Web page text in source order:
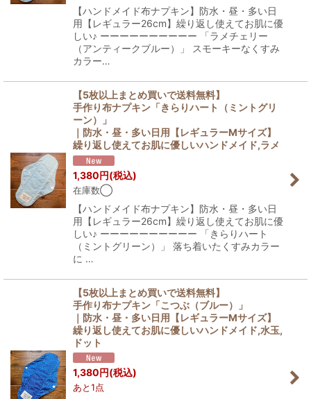
【ハンドメイド布ナプキン】防水・昼・多い日
用【レギュラー26cm】繰り返し使えてお肌に優
しい♪ ーーーーーーーーーー 「ラメチェリー
（アンティークブルー）」 スモーキーなくすみ
カラー…
【5枚以上まとめ買いで送料無料】
手作り布ナプキン「きらりハート（ミントグリ
ーン）」
｜防水・昼・多い日用【レギュラーMサイズ】
繰り返し使えてお肌に優しいハンドメイド,ラメ
1,380円(税込)
在庫数◯
【ハンドメイド布ナプキン】防水・昼・多い日
用【レギュラー26cm】繰り返し使えてお肌に優
しい♪ ーーーーーーーーーー 「きらりハート
（ミントグリーン）」 落ち着いたくすみカラー
に …
【5枚以上まとめ買いで送料無料】
手作り布ナプキン「こつぶ（ブルー）」
｜防水・昼・多い日用【レギュラーMサイズ】
繰り返し使えてお肌に優しいハンドメイド,水玉,
ドット
1,380円(税込)
あと1点